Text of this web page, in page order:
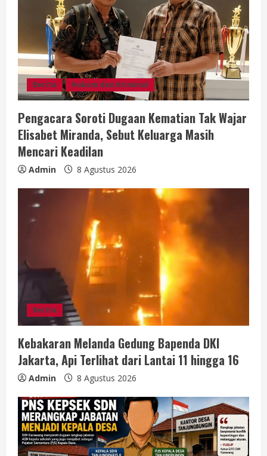
a
d
i
n
g
Berita Hukum dan Kriminal
Pengacara Soroti Dugaan Kematian Tak Wajar
Elisabet Miranda, Sebut Keluarga Masih
Mencari Keadilan
Admin 8 Agustus 2026
Berita
Kebakaran Melanda Gedung Bapenda DKI
Jakarta, Api Terlihat dari Lantai 11 hingga 16
Admin 8 Agustus 2026